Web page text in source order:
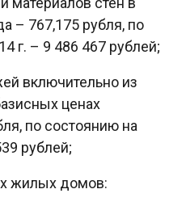
– 767,175 рубля, по
г. – 9 486 467 рублей;
включительно из
ценах
по состоянию на
рублей;
жилых домов: